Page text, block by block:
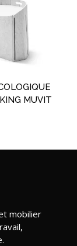
MUVIT
mobilier